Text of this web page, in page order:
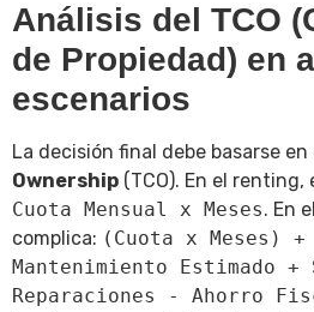
Análisis del TCO
de Propiedad) en
escenarios
La decisión final debe basarse en
Ownership (TCO). En el renting,
Cuota Mensual x Meses. En
complica: (Cuota x Meses)
Mantenimiento Estimado +
Reparaciones - Ahorro